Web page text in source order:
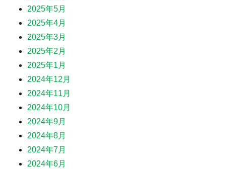
2025年5月
2025年4月
2025年3月
2025年2月
2025年1月
2024年12月
2024年11月
2024年10月
2024年9月
2024年8月
2024年7月
2024年6月